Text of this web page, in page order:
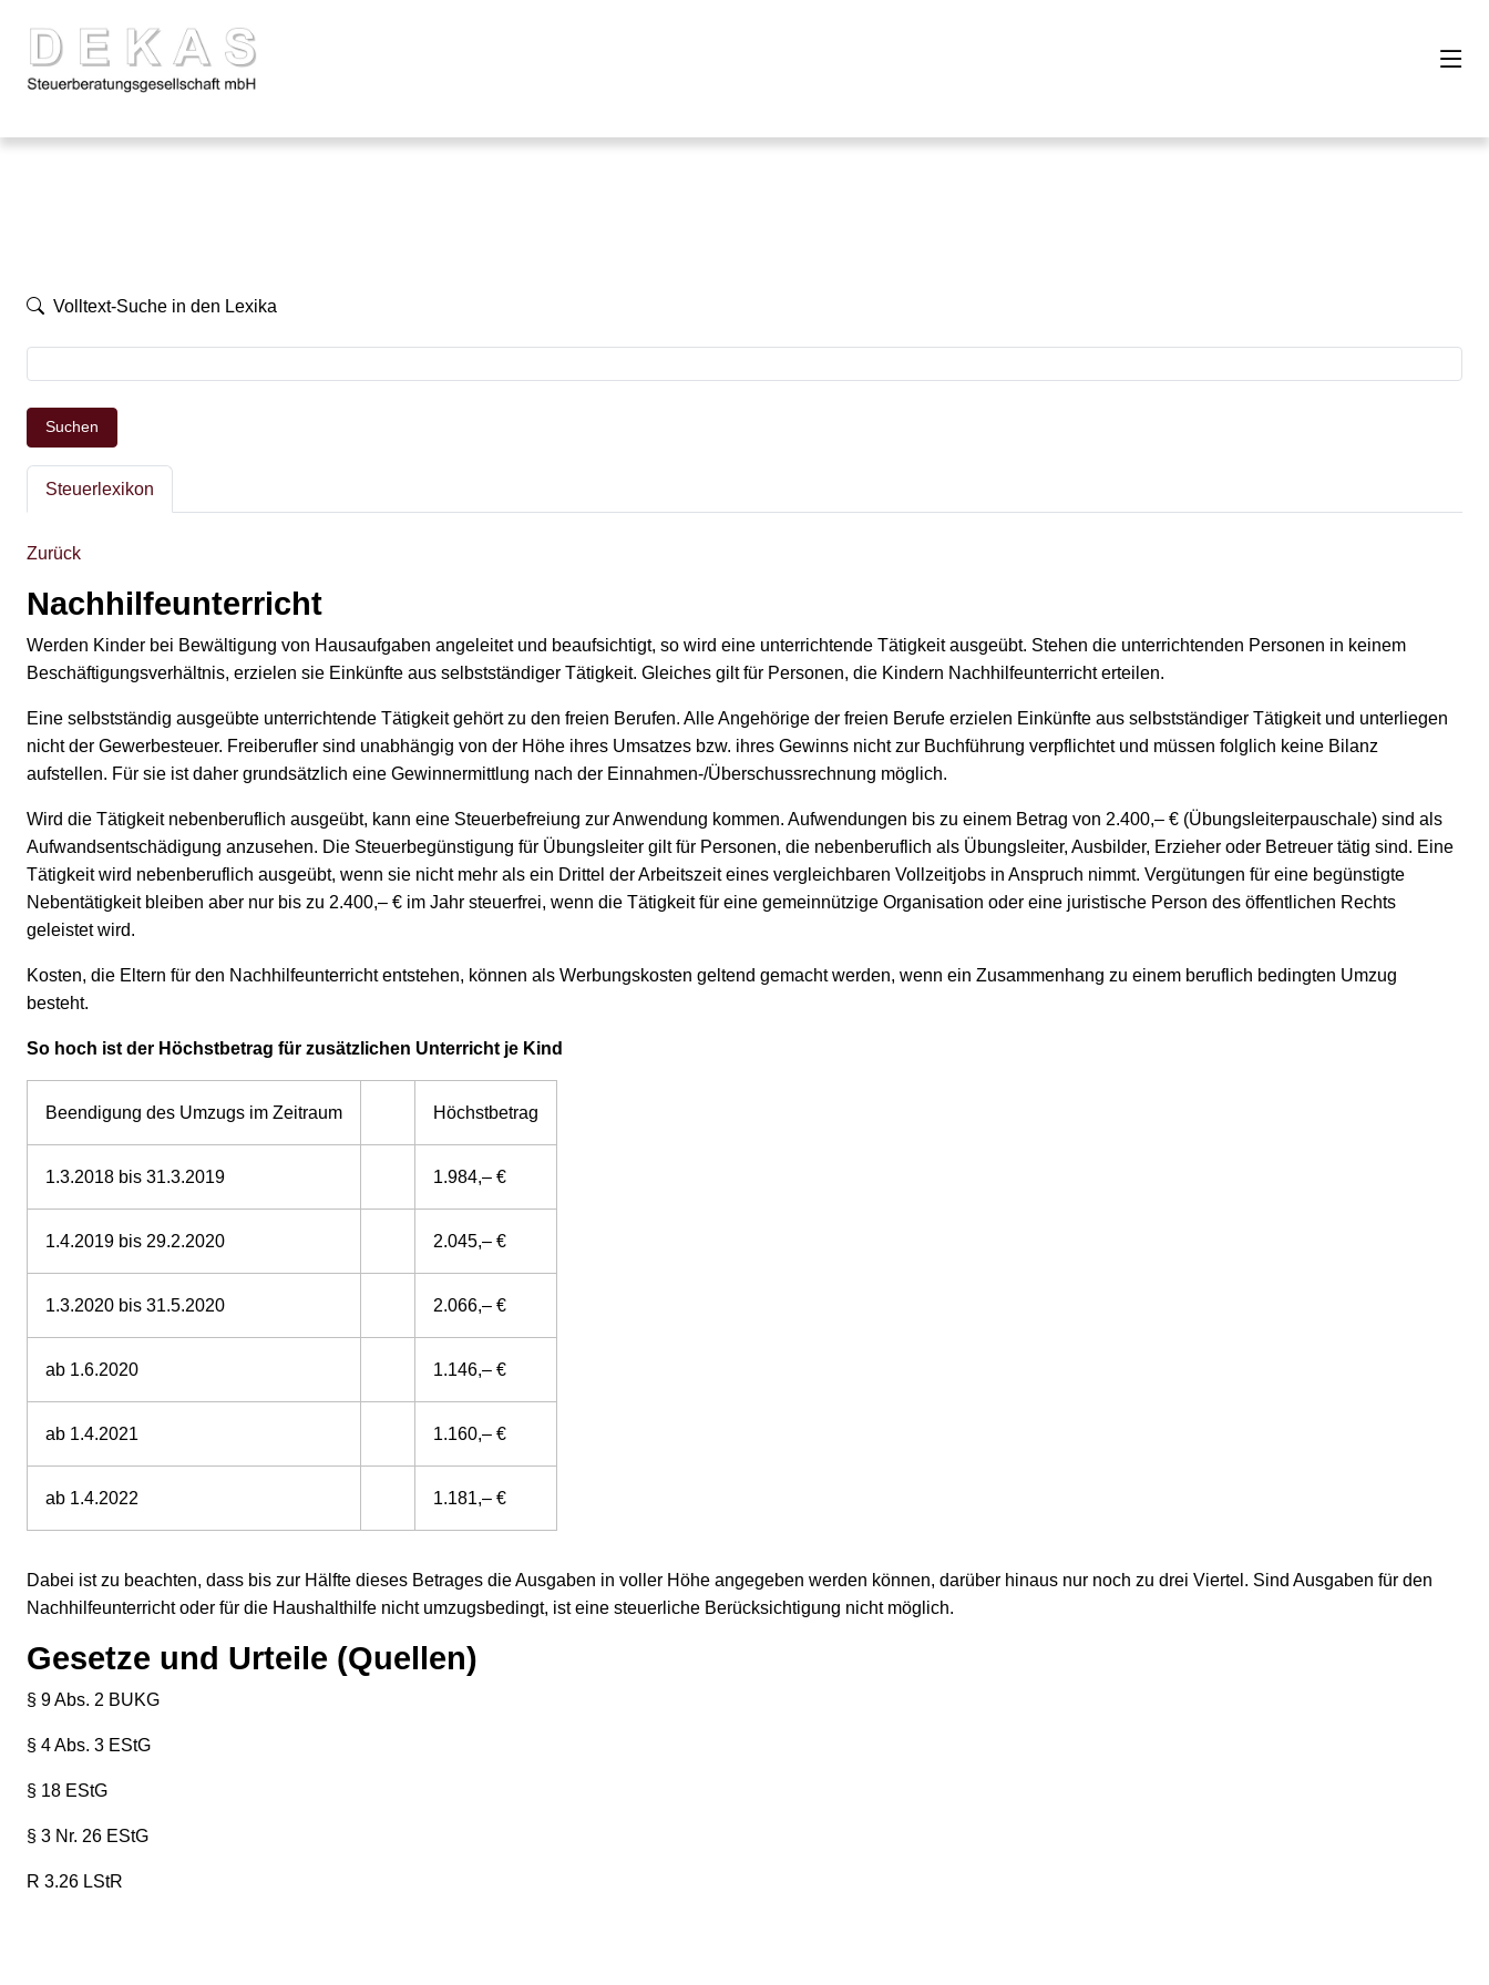
Volltext-Suche in den Lexika
Suchen
Steuerlexikon
Zurück
Nachhilfeunterricht
Werden Kinder bei Bewältigung von Hausaufgaben angeleitet und beaufsichtigt, so wird eine unterrichtende Tätigkeit ausgeübt. Stehen die unterrichtenden Personen in keinem
Beschäftigungsverhältnis, erzielen sie Einkünfte aus selbstständiger Tätigkeit. Gleiches gilt für Personen, die Kindern Nachhilfeunterricht erteilen.
Eine selbstständig ausgeübte unterrichtende Tätigkeit gehört zu den freien Berufen. Alle Angehörige der freien Berufe erzielen Einkünfte aus selbstständiger Tätigkeit und unterliegen
nicht der Gewerbesteuer. Freiberufler sind unabhängig von der Höhe ihres Umsatzes bzw. ihres Gewinns nicht zur Buchführung verpflichtet und müssen folglich keine Bilanz
aufstellen. Für sie ist daher grundsätzlich eine Gewinnermittlung nach der Einnahmen-/Überschussrechnung möglich.
Wird die Tätigkeit nebenberuflich ausgeübt, kann eine Steuerbefreiung zur Anwendung kommen. Aufwendungen bis zu einem Betrag von 2.400,– € (Übungsleiterpauschale) sind als
Aufwandsentschädigung anzusehen. Die Steuerbegünstigung für Übungsleiter gilt für Personen, die nebenberuflich als Übungsleiter, Ausbilder, Erzieher oder Betreuer tätig sind. Eine
Tätigkeit wird nebenberuflich ausgeübt, wenn sie nicht mehr als ein Drittel der Arbeitszeit eines vergleichbaren Vollzeitjobs in Anspruch nimmt. Vergütungen für eine begünstigte
Nebentätigkeit bleiben aber nur bis zu 2.400,– € im Jahr steuerfrei, wenn die Tätigkeit für eine gemeinnützige Organisation oder eine juristische Person des öffentlichen Rechts
geleistet wird.
Kosten, die Eltern für den Nachhilfeunterricht entstehen, können als Werbungskosten geltend gemacht werden, wenn ein Zusammenhang zu einem beruflich bedingten Umzug
besteht.
So hoch ist der Höchstbetrag für zusätzlichen Unterricht je Kind
Beendigung des Umzugs im Zeitraum Höchstbetrag
1.3.2018 bis 31.3.2019 1.984,– €
1.4.2019 bis 29.2.2020 2.045,– €
1.3.2020 bis 31.5.2020 2.066,– €
ab 1.6.2020 1.146,– €
ab 1.4.2021 1.160,– €
ab 1.4.2022 1.181,– €
Dabei ist zu beachten, dass bis zur Hälfte dieses Betrages die Ausgaben in voller Höhe angegeben werden können, darüber hinaus nur noch zu drei Viertel. Sind Ausgaben für den
Nachhilfeunterricht oder für die Haushalthilfe nicht umzugsbedingt, ist eine steuerliche Berücksichtigung nicht möglich.
Gesetze und Urteile (Quellen)
§ 9 Abs. 2 BUKG
§ 4 Abs. 3 EStG
§ 18 EStG
§ 3 Nr. 26 EStG
R 3.26 LStR